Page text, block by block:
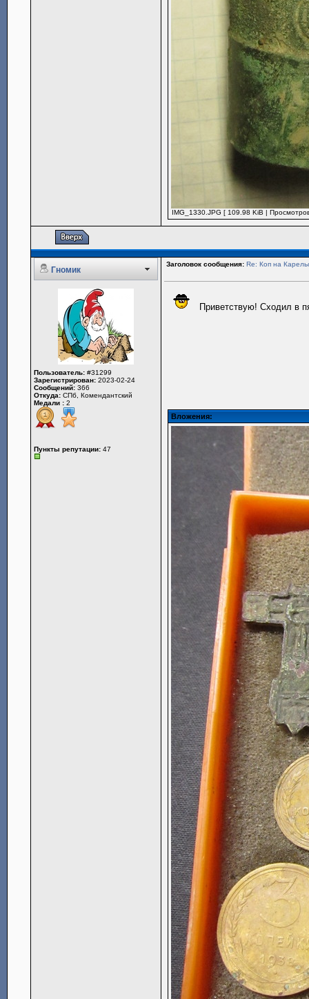
IMG_1330.JPG [ 109.98 KiB |
Гномик
Заголовок сообщения: Re: Коп на
Пользователь: #31299
Зарегистрирован: 2023-02-24
Сообщений: 366
Откуда: СПб, Комендантский
Медали : 2
Пункты репутации: 47
Приветствую! Сходил в
Вложения: